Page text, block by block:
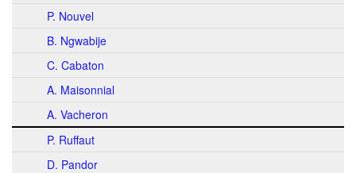
P. Nouvel
B. Ngwabije
C. Cabaton
A. Maisonnial
A. Vacheron
P. Ruffaut
D. Pandor